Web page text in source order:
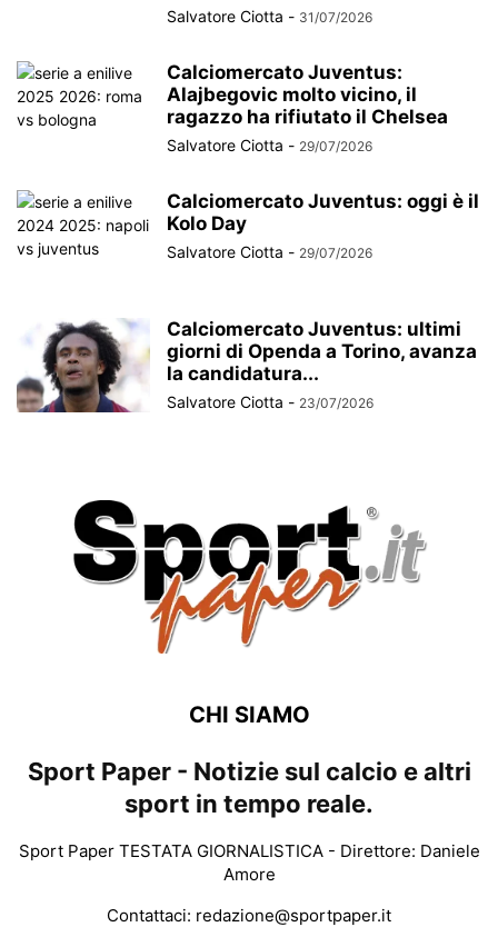
Salvatore Ciotta - 31/07/2026
Calciomercato Juventus:
Alajbegovic molto vicino, il
ragazzo ha rifiutato il Chelsea
Salvatore Ciotta - 29/07/2026
Calciomercato Juventus: oggi è il
Kolo Day
Salvatore Ciotta - 29/07/2026
Calciomercato Juventus: ultimi
giorni di Openda a Torino, avanza
la candidatura...
Salvatore Ciotta - 23/07/2026
CHI SIAMO
Sport Paper - Notizie sul calcio e altri
sport in tempo reale.
Sport Paper TESTATA GIORNALISTICA - Direttore: Daniele
Amore
Contattaci: redazione@sportpaper.it